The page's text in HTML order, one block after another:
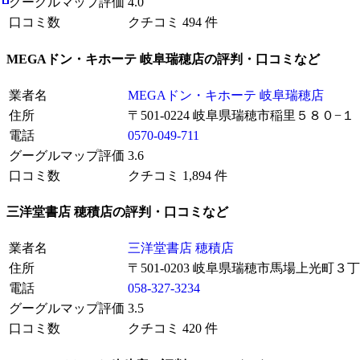
口コミ数
クチコミ 494 件
MEGAドン・キホーテ 岐阜瑞穂店の評判・口コミなど
業者名
MEGAドン・キホーテ 岐阜瑞穂店
住所
〒501-0224 岐阜県瑞穂市稲里５８０−１
電話
0570-049-711
グーグルマップ評価 3.6
口コミ数
クチコミ 1,894 件
三洋堂書店 穂積店の評判・口コミなど
業者名
三洋堂書店 穂積店
住所
〒501-0203 岐阜県瑞穂市馬場上光町３
電話
058-327-3234
グーグルマップ評価 3.5
口コミ数
クチコミ 420 件